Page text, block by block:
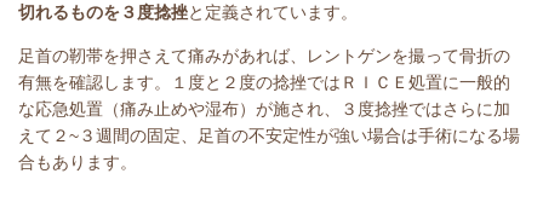
切れるものを３度捻挫と定義されています。
足首の靭帯を押さえて痛みがあれば、レントゲンを撮って骨折の
有無を確認します。１度と２度の捻挫ではＲＩＣＥ処置に一般的
な応急処置（痛み止めや湿布）が施され、３度捻挫ではさらに加
えて２~３週間の固定、足首の不安定性が強い場合は手術になる場
合もあります。